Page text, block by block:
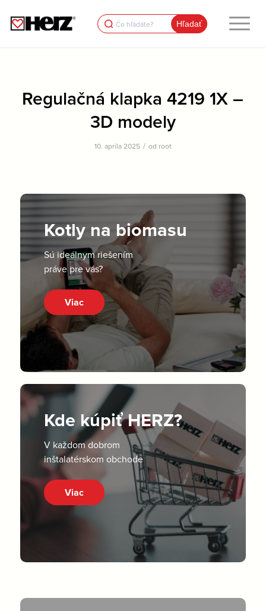
Search
for:
Regulačná klapka 4219 1X –
3D modely
10. apríla 2025 / od root
Kotly na biomasu
Sú ideálnym riešením
práve pre vás?
Viac
Kde kúpiť HERZ?
V každom dobrom
inštalatérskom obchode
Viac